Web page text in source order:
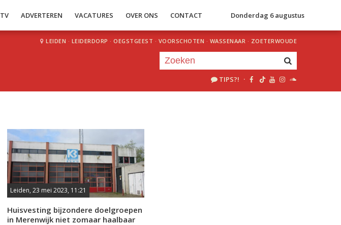
TV ADVERTEREN VACATURES OVER ONS CONTACT Donderdag 6 augustus
LEIDEN · LEIDERDORP · OEGSTGEEST · VOORSCHOTEN · WASSENAAR · ZOETERWOUDE
TIPS?! ·
Leiden, 23 mei 2023, 11:21
Huisvesting bijzondere doelgroepen
in Merenwijk niet zomaar haalbaar